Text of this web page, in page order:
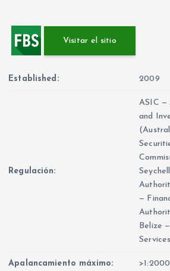
Visitar el sitio
Established: 2009
Regulación:
ASIC —
and
—
Belize
Apalancamiento máximo: >1:2000